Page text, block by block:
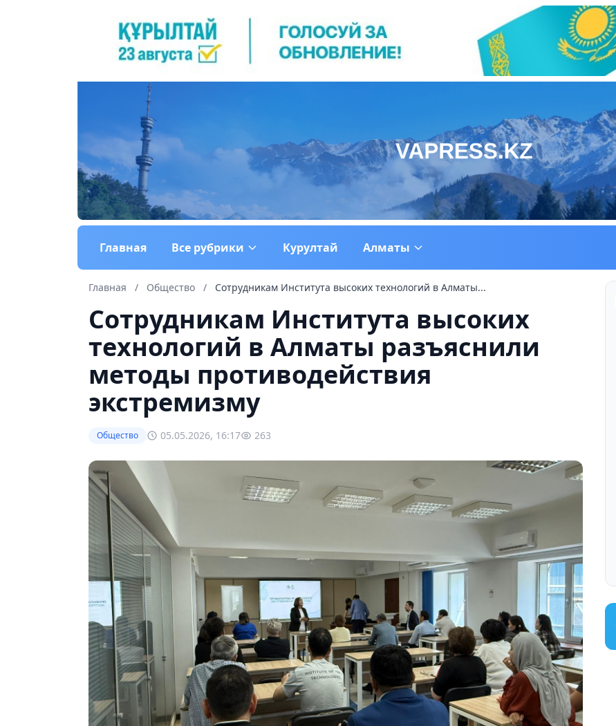
Главная Все рубрики Курултай Алматы
Главная / Общество / Сотрудникам Института высоких технологий в Алматы...
Сотрудникам Института высоких
технологий в Алматы разъяснили
методы противодействия
экстремизму
Общество 05.05.2026, 16:17 263